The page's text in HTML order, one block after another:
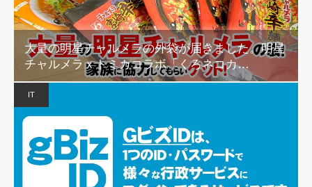
大量の明星チャルメラの外袋が届きました。明星
チャルメラｘトミカコラボ「くろネコカ…
IT